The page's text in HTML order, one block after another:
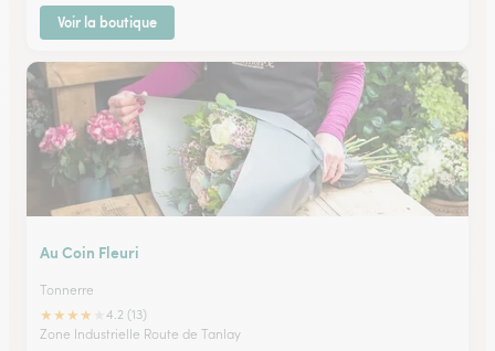
Voir la boutique
Au Coin Fleuri
Tonnerre
★★★★
4.2 (13)
Zone Industrielle Route de Tanlay